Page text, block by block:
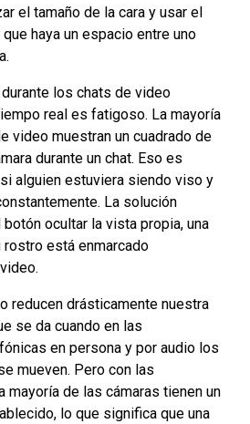
el tamaño de la cara y usar el
haya un espacio entre uno
los chats de video
real es fatigoso. La mayoría
video muestran un cuadrado de
durante un chat. Eso es
alguien estuviera siendo viso y
La solución
ocultar la vista propia, una
está enmarcado
reducen drásticamente nuestra
se da cuando en las
en persona y por audio los
mueven. Pero con las
mayoría de las cámaras tienen un
lo que significa que una